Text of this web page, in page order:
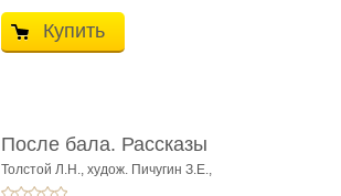
Купить
После бала. Рассказы
Толстой Л.Н., худож. Пичугин З.Е.,
худож. Лебедев А.И.,